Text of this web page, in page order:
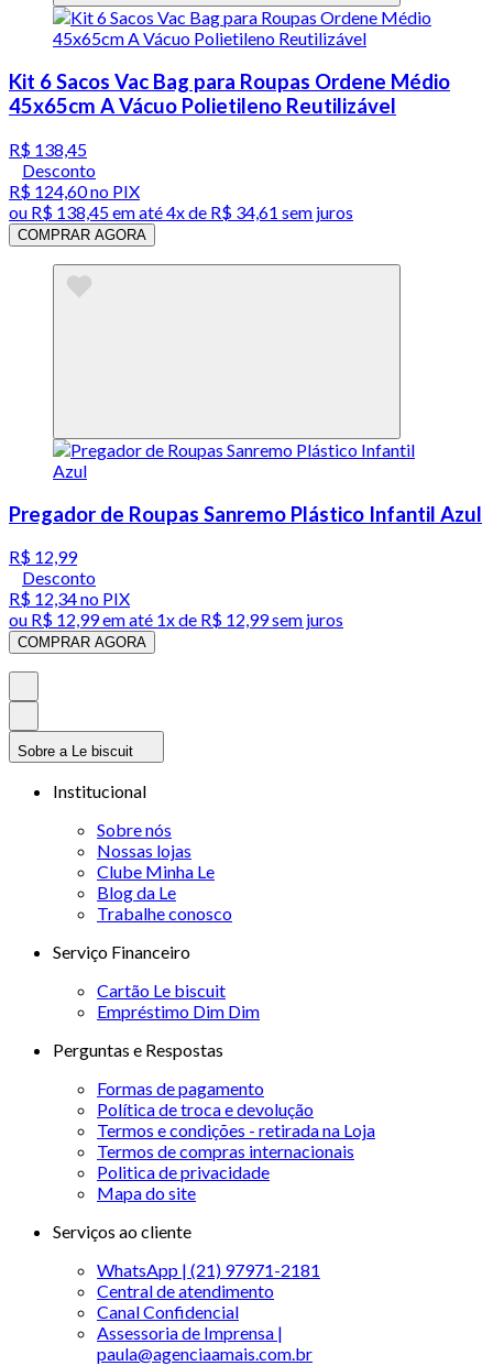
Kit 6 Sacos Vac Bag para Roupas Ordene Médio
45x65cm A Vácuo Polietileno Reutilizável
R$ 138,45
Desconto
R$ 124,60no PIX
ou R$ 138,45em até4x de R$ 34,61 sem juros
COMPRAR AGORA
Pregador de Roupas Sanremo Plástico Infantil Azul
R$ 12,99
Desconto
R$ 12,34no PIX
ou R$ 12,99em até 1x de R$ 12,99sem juros
COMPRAR AGORA
Sobre a Le biscuit
Institucional
Sobre nós
Nossas lojas
Clube Minha Le
Blog da Le
Trabalhe conosco
Serviço Financeiro
Cartão Le biscuit
Empréstimo Dim Dim
Perguntas e Respostas
Formas de pagamento
Política de troca e devolução
Termos e condições - retirada na Loja
Termos de compras internacionais
Politica de privacidade
Mapa do site
Serviços ao cliente
WhatsApp | (21) 97971-2181
Central de atendimento
Canal Confidencial
Assessoria de Imprensa |
paula@agenciaamais.com.br